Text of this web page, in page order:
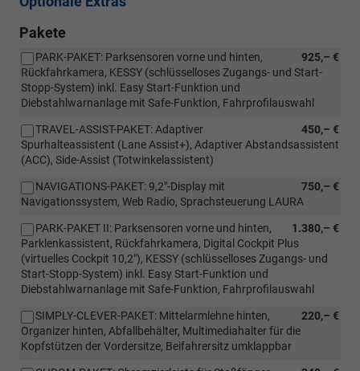
Pakete
925,– €
PARK-PAKET: Parksensoren vorne und hinten,
Rückfahrkamera, KESSY (schlüsselloses Zugangs- und Start-
Stopp-System) inkl. Easy Start-Funktion und
Diebstahlwarnanlage mit Safe-Funktion, Fahrprofilauswahl
450,– €
TRAVEL-ASSIST-PAKET: Adaptiver
Spurhalteassistent (Lane Assist+), Adaptiver Abstandsassistent
(ACC), Side-Assist (Totwinkelassistent)
750,– €
NAVIGATIONS-PAKET: 9,2"-Display mit
Navigationssystem, Web Radio, Sprachsteuerung LAURA
1.380,– €
PARK-PAKET II: Parksensoren vorne und hinten,
Parklenkassistent, Rückfahrkamera, Digital Cockpit Plus
(virtuelles Cockpit 10,2"), KESSY (schlüsselloses Zugangs- und
Start-Stopp-System) inkl. Easy Start-Funktion und
Diebstahlwarnanlage mit Safe-Funktion, Fahrprofilauswahl
220,– €
SIMPLY-CLEVER-PAKET: Mittelarmlehne hinten,
Organizer hinten, Abfallbehälter, Multimediahalter für die
Kopfstützen der Vordersitze, Beifahrersitz umklappbar